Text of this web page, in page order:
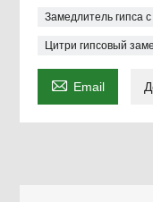
Замедлитель гипса
Цитри гипсовый
 Email